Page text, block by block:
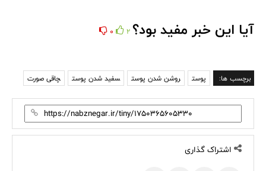
آیا این خبر مفید بود؟2
0
برچسب ها: پوست روشن شدن پوست سفید شدن پوست چاقی صورت
اشتراک گذاری